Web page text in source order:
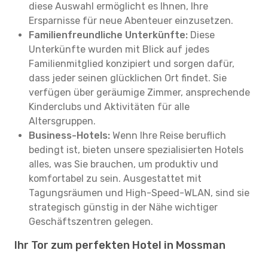
diese Auswahl ermöglicht es Ihnen, Ihre
Ersparnisse für neue Abenteuer einzusetzen.
Familienfreundliche Unterkünfte: Diese
Unterkünfte wurden mit Blick auf jedes
Familienmitglied konzipiert und sorgen dafür,
dass jeder seinen glücklichen Ort findet. Sie
verfügen über geräumige Zimmer, ansprechende
Kinderclubs und Aktivitäten für alle
Altersgruppen.
Business-Hotels: Wenn Ihre Reise beruflich
bedingt ist, bieten unsere spezialisierten Hotels
alles, was Sie brauchen, um produktiv und
komfortabel zu sein. Ausgestattet mit
Tagungsräumen und High-Speed-WLAN, sind sie
strategisch günstig in der Nähe wichtiger
Geschäftszentren gelegen.
Ihr Tor zum perfekten Hotel in Mossman